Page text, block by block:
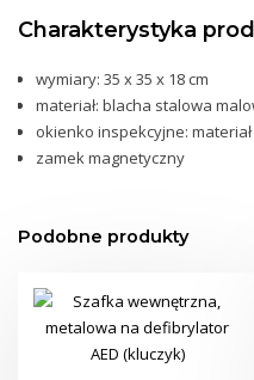
Charakterystyka
wymiary: 35 x 35 x 18 cm
materiał: blacha stalowa
okienko inspekcyjne: materiał
zamek magnetyczny
Podobne produkty